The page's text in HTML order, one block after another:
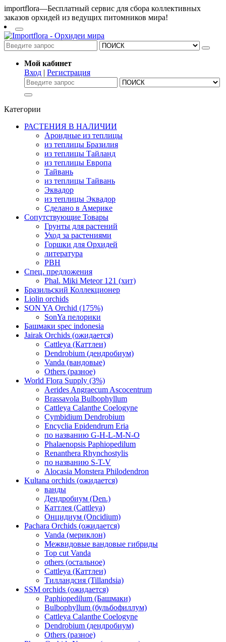
importflora—Бесплатный сервис для сбора коллективных
заказов орхидей из ведущих питомников мира!
Мой кабинет
Вход | Регистрация
Категории
РАСТЕНИЯ В НАЛИЧИИ
Ароидные из теплицы
из теплицы Бразилия
из теплицы Тайланд
из теплицы Европа
Тайвань
из теплицы Тайвань
Эквадор
из теплицы Эквадор
Сделано в Америке
Сопутствующие Товары
Грунты для растений
Уход за растениями
Горшки для Орхидей
литература
РВН
Спец. предложения
Phal. Miki Meteor 121 (хит)
Бразильский Коллекционер
Liolin orchids
SON YA Orchid (175%)
SonYa пелорики
Башмаки spec indonesia
Jairak Orchids (ожидается)
Cattleya (Каттлеи)
Dendrobium (дендробиум)
Vanda (вандовые)
Others (разное)
World Flora Supply (3%)
Aerides Angraecum Ascocentrum
Brassavola Bulbophyllum
Cattleya Calanthe Coelogyne
Cymbidium Dendrobium
Encyclia Epidendrum Eria
по названию G-H-L-M-N-O
Phalaenopsis Paphiopedilum
Renanthera Rhynchostylis
по названию S-T-V
Alocasia Monstera Philodendron
Kultana orchids (ожидается)
ванды
Дендробиум (Den.)
Каттлея (Cattleya)
Онцидиум (Oncidium)
Pachara Orchids (ожидается)
Vanda (мериклон)
Межвидовые вандовые гибриды
Top cut Vanda
others (остальное)
Cattleya (Каттлеи)
Тилландсия (Tillandsia)
SSM orchids (ожидается)
Paphiopedilum (Башмаки)
Bulbophyllum (бульбофиллум)
Cattleya Calanthe Coelogyne
Dendrobium (дендробиум)
Others (разное)